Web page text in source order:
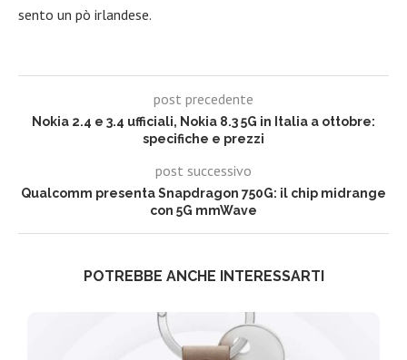
sento un pò irlandese.
post precedente
Nokia 2.4 e 3.4 ufficiali, Nokia 8.3 5G in Italia a ottobre:
specifiche e prezzi
post successivo
Qualcomm presenta Snapdragon 750G: il chip midrange
con 5G mmWave
POTREBBE ANCHE INTERESSARTI